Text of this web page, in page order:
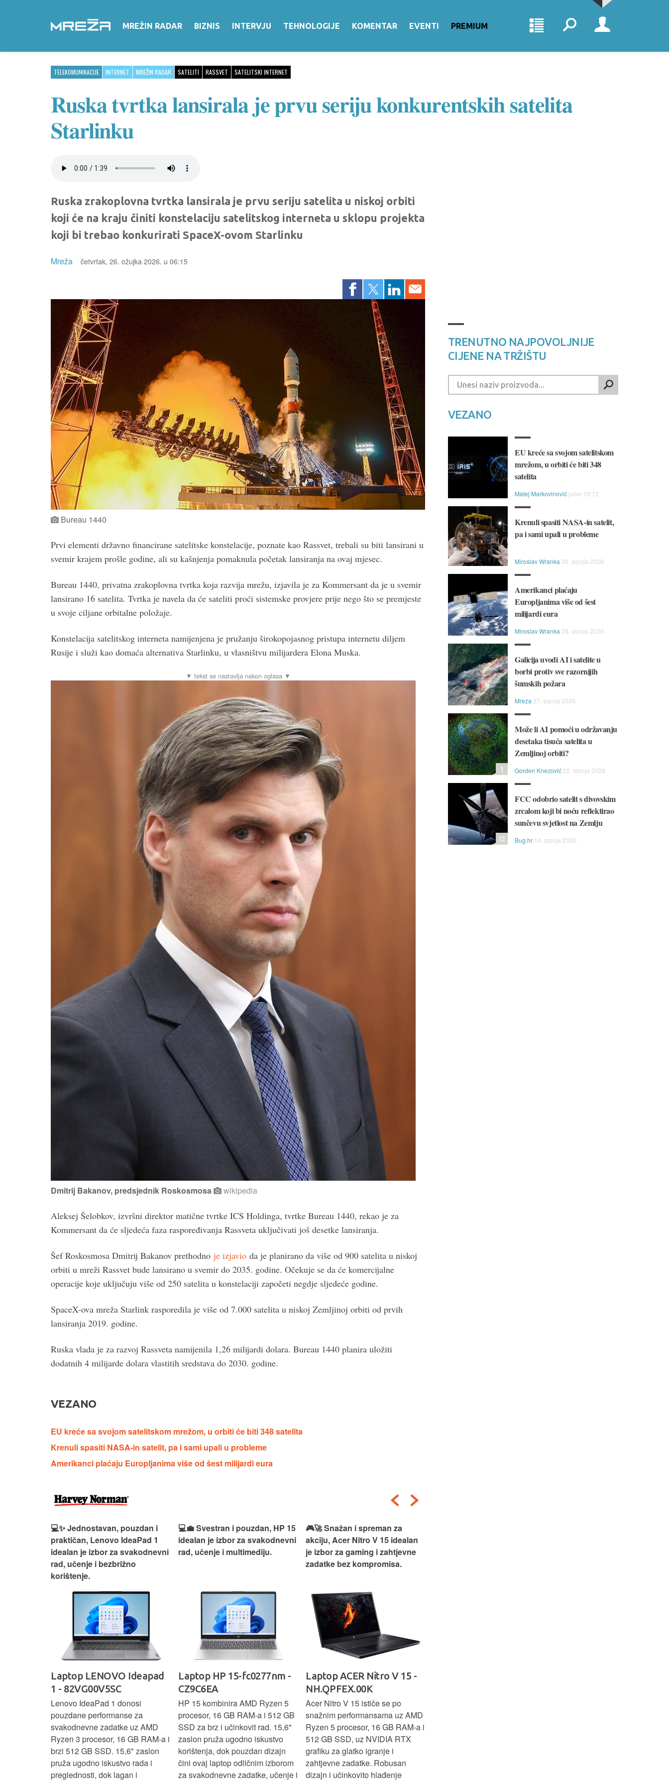
MREŽIN RADAR BIZNIS INTERVJU TEHNOLOGIJE KOMENTAR EVENTI PREMIUM
TELEKOMUNIKACIJE INTERNET MREŽIN RADAR SATELITI RASSVET SATELITSKI INTERNET
Ruska tvrtka lansirala je prvu seriju konkurentskih satelita
Starlinku
Ruska zrakoplovna tvrtka lansirala je prvu seriju satelita u niskoj orbiti
koji će na kraju činiti konstelaciju satelitskog interneta u sklopu projekta
koji bi trebao konkurirati SpaceX-ovom Starlinku
Mreža četvrtak, 26. ožujka 2026. u 06:15
Bureau 1440
Prvi elementi državno financirane satelitske konstelacije, poznate kao Rassvet, trebali su biti lansirani u
svemir krajem prošle godine, ali su kašnjenja pomaknula početak lansiranja na ovaj mjesec.
Bureau 1440, privatna zrakoplovna tvrtka koja razvija mrežu, izjavila je za Kommersant da je u svemir
lansirano 16 satelita. Tvrtka je navela da će sateliti proći sistemske provjere prije nego što se premjeste
u svoje ciljane orbitalne položaje.
Konstelacija satelitskog interneta namijenjena je pružanju širokopojasnog pristupa internetu diljem
Rusije i služi kao domaća alternativa Starlinku, u vlasništvu milijardera Elona Muska.
Dmitrij Bakanov, predsjednik Roskosmosa wikipedia
Aleksej Šelobkov, izvršni direktor matične tvrtke ICS Holdinga, tvrtke Bureau 1440, rekao je za
Kommersant da će sljedeća faza raspoređivanja Rassveta uključivati ​​još desetke lansiranja.
Šef Roskosmosa Dmitrij Bakanov prethodno je izjavio da je planirano da više od 900 satelita u niskoj
orbiti u mreži Rassvet bude lansirano u svemir do 2035. godine. Očekuje se da će komercijalne
operacije koje uključuju više od 250 satelita u konstelaciji započeti negdje sljedeće godine.
SpaceX-ova mreža Starlink rasporedila je više od 7.000 satelita u niskoj Zemljinoj orbiti od prvih
lansiranja 2019. godine.
Ruska vlada je za razvoj Rassveta namijenila 1,26 milijardi dolara. Bureau 1440 planira uložiti
dodatnih 4 milijarde dolara vlastitih sredstava do 2030. godine.
VEZANO
EU kreće sa svojom satelitskom mrežom, u orbiti će biti 348 satelita
Krenuli spasiti NASA-in satelit, pa i sami upali u probleme
Amerikanci plaćaju Europljanima više od šest milijardi eura
💻✨ Jednostavan, pouzdan i
praktičan, Lenovo IdeaPad 1
idealan je izbor za svakodnevni
rad, učenje i bezbrižno
korištenje.
Laptop LENOVO Ideapad
1 - 82VG00V5SC
Lenovo IdeaPad 1 donosi
pouzdane performanse za
svakodnevne zadatke uz AMD
Ryzen 3 procesor, 16 GB RAM-a i
brzi 512 GB SSD. 15,6" zaslon
pruža ugodno iskustvo rada i
preglednosti, dok lagan i
💻💼 Svestran i pouzdan, HP 15
idealan je izbor za svakodnevni
rad, učenje i multimediju.
Laptop HP 15-fc0277nm -
CZ9C6EA
HP 15 kombinira AMD Ryzen 5
procesor, 16 GB RAM-a i 512 GB
SSD za brz i učinkovit rad. 15,6"
zaslon pruža ugodno iskustvo
korištenja, dok pouzdan dizajn
čini ovaj laptop odličnim izborom
za svakodnevne zadatke, učenje i
🎮🚀 Snažan i spreman za
akciju, Acer Nitro V 15 idealan
je izbor za gaming i zahtjevne
zadatke bez kompromisa.
Laptop ACER Nitro V 15 -
NH.QPFEX.00K
Acer Nitro V 15 ističe se po
snažnim performansama uz AMD
Ryzen 5 procesor, 16 GB RAM-a i
512 GB SSD, uz NVIDIA RTX
grafiku za glatko igranje i
zahtjevne zadatke. Robusan
dizajn i učinkovito hlađenje
TRENUTNO NAJPOVOLJNIJE
CIJENE NA TRŽIŠTU
VEZANO
EU kreće sa svojom satelitskom
mrežom, u orbiti će biti 348
satelita
Matej Markovinović jučer 15:12
Krenuli spasiti NASA-in satelit,
pa i sami upali u probleme
Miroslav Wranka 30. srpnja 2026.
Amerikanci plaćaju
Europljanima više od šest
milijardi eura
Miroslav Wranka 28. srpnja 2026.
Galicija uvodi AI i satelite u
borbi protiv sve razornijih
šumskih požara
Mreža 27. srpnja 2026.
Može li AI pomoći u održavanju
desetaka tisuća satelita u
Zemljinoj orbiti?
Gorden Knezović 22. srpnja 2026.
1
FCC odobrio satelit s divovskim
zrcalom koji bi noću reflektirao
sunčevu svjetlost na Zemlju
Bug.hr 14. srpnja 2026.
13